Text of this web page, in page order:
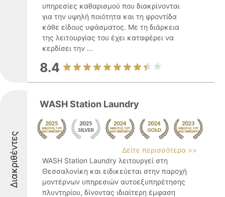
υπηρεσίες καθαρισμού που διακρίνονται
για την υψηλή ποιότητα και τη φροντίδα
κάθε είδους υφάσματος. Με τη διάρκεια
της λειτουργίας του έχει καταφέρει να
κερδίσει την ...
8.4
Διακριθέντες
WASH Station Laundry
Δείτε περισσότερα >>
WASH Station Laundry λειτουργεί στη
Θεσσαλονίκη και ειδικεύεται στην παροχή
μοντέρνων υπηρεσιών αυτοεξυπηρέτησης
πλυντηρίου, δίνοντας ιδιαίτερη έμφαση